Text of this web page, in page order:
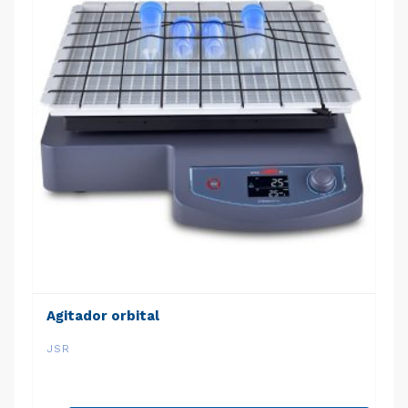
Agitador orbital
JSR